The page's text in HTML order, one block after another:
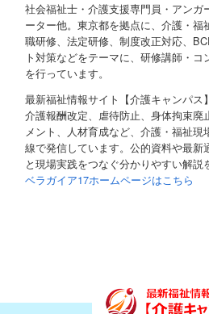
社会福祉士・介護支援専門員・アンガ
ーター他。東京都を拠点に、介護・福
職研修、法定研修、制度改正対応、
ト対策などをテーマに、研修講師・
を行っています。
最新福祉情報サイト【介護キャンパス
介護報酬改定、虐待防止、身体拘束廃
メント、人材育成など、介護・福祉現
線で発信しています。公的資料や最新
と現場実践をつなぐ分かりやすい解説
ベラガイア17ホームページはこちら